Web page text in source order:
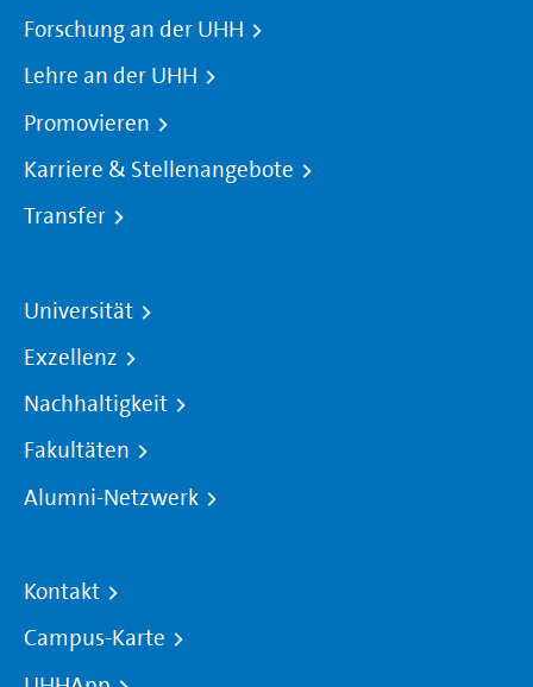
Forschung an der UHH
Lehre an der UHH
Promovieren
Karriere & Stellenangebote
Transfer
Universität
Exzellenz
Nachhaltigkeit
Fakultäten
Alumni-Netzwerk
Kontakt
Campus-Karte